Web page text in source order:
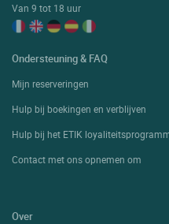
Van 9 tot 18 uur
Ondersteuning & FAQ
Mijn reserveringen
Hulp bij boekingen en verblijven
Hulp bij het ETIK
Contact met ons opnemen om
Over